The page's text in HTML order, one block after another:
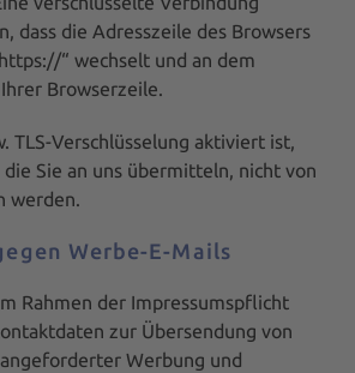
dass die Adresszeile des Browsers
“ wechselt und an dem
Browserzeile.
TLS-Verschlüsselung aktiviert ist,
die Sie an uns übermitteln, nicht von
werden.
Werbe-E-Mails
Rahmen der Impressumspflicht
zur Übersendung von
Werbung und